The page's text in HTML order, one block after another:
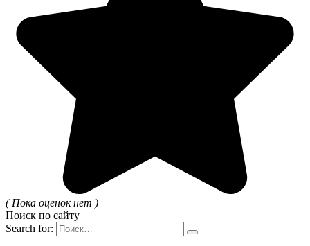
( Пока оценок нет )
Поиск по сайту
Search for: